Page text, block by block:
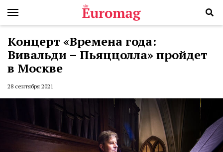
Концерт «Времена года:
Вивальди – Пьяццолла» пройдет
в Москве
28 сентября 2021